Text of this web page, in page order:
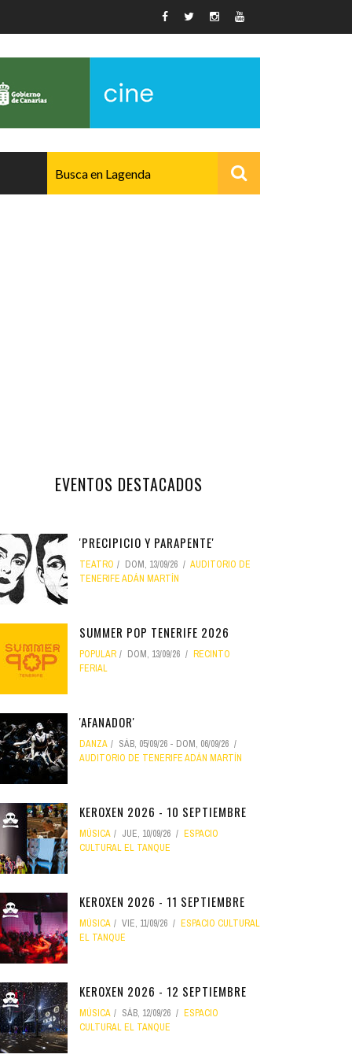
EVENTOS DESTACADOS
'PRECIPICIO Y PARAPENTE'
TEATRO DOM, 13/09/26
AUDITORIO DE
TENERIFE ADÁN MARTÍN
SUMMER POP TENERIFE 2026
POPULAR DOM, 13/09/26
RECINTO
FERIAL
'AFANADOR'
DANZA SÁB, 05/09/26 - DOM, 06/09/26
AUDITORIO DE TENERIFE ADÁN MARTÍN
KEROXEN 2026 - 10 SEPTIEMBRE
MÚSICA JUE, 10/09/26
ESPACIO
CULTURAL EL TANQUE
KEROXEN 2026 - 11 SEPTIEMBRE
MÚSICA VIE, 11/09/26
ESPACIO CULTURAL
EL TANQUE
KEROXEN 2026 - 12 SEPTIEMBRE
MÚSICA SÁB, 12/09/26
ESPACIO
CULTURAL EL TANQUE